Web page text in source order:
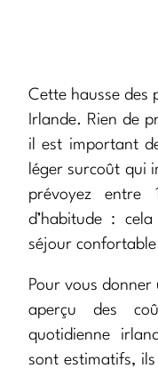
Cette hausse des
Irlande. Rien de
il est important
léger surcoût qui
prévoyez
d’habitude :
séjour
Pour vous donner
aperçu des
quotidienne
sont estimatifs,